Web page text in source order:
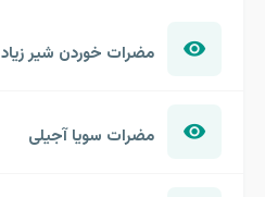
مضرات خوردن شیر زیاد
مضرات سویا آجیلی